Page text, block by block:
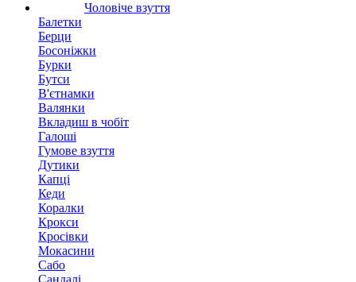
Чоловіче взуття
Балетки
Берци
Босоніжки
Бурки
Бутси
В'єтнамки
Валянки
Вкладиш в чобіт
Галоші
Гумове взуття
Дутики
Капці
Кеди
Коралки
Крокси
Кросівки
Мокасини
Сабо
Сандалі